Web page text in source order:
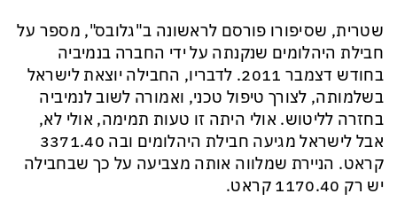
שטרית, שסיפורו פורסם לראשונה ב"גלובס", מספר על
חבילת היהלומים שנקנתה על ידי החברה בנמיביה
בחודש דצמבר 2011. לדבריו, החבילה יוצאת לישראל
בשלמותה, לצורך טיפול טכני, ואמורה לשוב לנמיביה
בחזרה לליטוש. אולי היתה זו טעות תמימה, אולי לא,
אבל לישראל מגיעה חבילת היהלומים ובה 3371.40
קראט. הניירת שמלווה אותה מצביעה על כך שבחבילה
יש רק 1170.40 קראט.